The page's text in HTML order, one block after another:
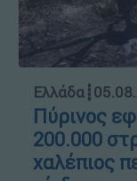
Ελλάδα┋
Πύρινος
200.000
χαλέπιος